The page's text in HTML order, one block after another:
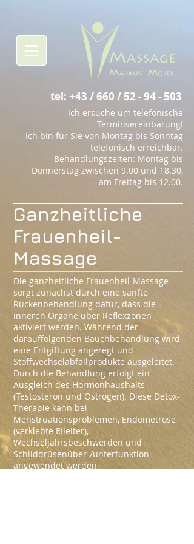
tel: +43 / 660 / 52 - 94 - 503
Ich ersuche um telefonische
Terminvereinbarung!
Ich bin für Sie von Montag bis Sonntag
telefonisch erreichbar.
Behandlungszeiten: Montag bis
Donnerstag zwischen 9.00 und 18.30,
am Freitag bis 12.00.
Ganzheitliche
Frauenheil-
Massage
Die ganzheitliche Frauenheil-Massage
sorgt zunächst durch eine sanfte
Rückenbehandlung dafür, dass die
inneren Organe über Reflexzonen
aktiviert werden. Während der
darauffolgenden Bauchbehandlung wird
eine Entgiftung angeregt und
Stoffwechselabfallprodukte ausgeleitet.
Durch die Behandlung erfolgt ein
Ausgleich des Hormonhaushalts
(Testosteron und Östrogen). Diese Detox-
Therapie kann bei
Menstruationsproblemen, Endometrose
(verklebte Eileiter),
Wechseljahrsbeschwerden und
Schilddrüsenüber-/unterfunktion
angewendet werden.